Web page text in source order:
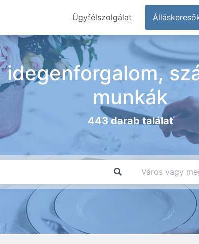
Ügyfélszolgálat
munkák
443 darab találat